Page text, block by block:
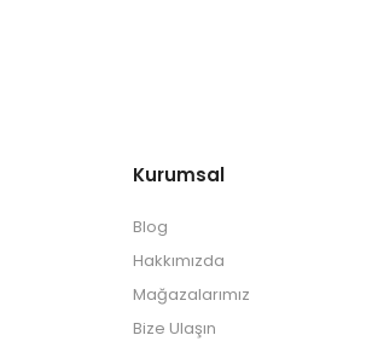
Kurumsal
Blog
Hakkımızda
Mağazalarımız
Bize Ulaşın